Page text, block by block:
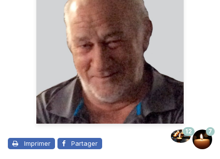
Imprimer Partager
12 7